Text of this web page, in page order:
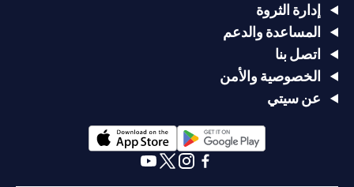
إدارة الثروة
المساعدة والدعم
اتصل بنا
الخصوصية والأمن
عن سيتي
opens in a new tab
opens in a new tab